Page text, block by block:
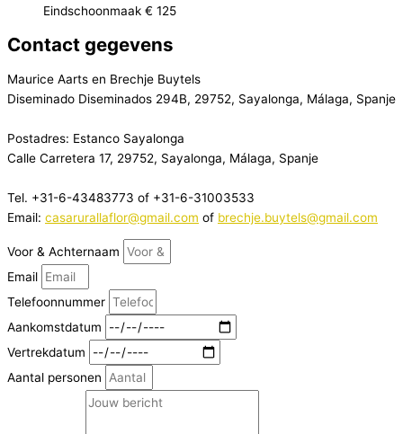
Eindschoonmaak € 125
Contact gegevens
Maurice Aarts en Brechje Buytels
Diseminado Diseminados 294B, 29752, Sayalonga, Málaga, Spanje
Postadres: Estanco Sayalonga
Calle Carretera 17, 29752, Sayalonga, Málaga, Spanje
Tel. +31-6-43483773 of +31-6-31003533
Email: casarurallaflor@gmail.com of brechje.buytels@gmail.com
Voor & Achternaam
Email
Telefoonnummer
Aankomstdatum
Vertrekdatum
Aantal personen